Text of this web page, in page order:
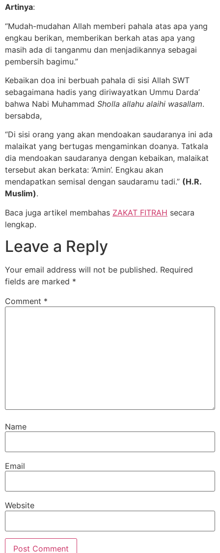
Artinya:
“Mudah-mudahan Allah memberi pahala atas apa yang
engkau berikan, memberikan berkah atas apa yang
masih ada di tanganmu dan menjadikannya sebagai
pembersih bagimu.”
Kebaikan doa ini berbuah pahala di sisi Allah SWT
sebagaimana hadis yang diriwayatkan Ummu Darda’
bahwa Nabi Muhammad Sholla allahu alaihi wasallam.
bersabda,
“Di sisi orang yang akan mendoakan saudaranya ini ada
malaikat yang bertugas mengaminkan doanya. Tatkala
dia mendoakan saudaranya dengan kebaikan, malaikat
tersebut akan berkata: ‘Amin’. Engkau akan
mendapatkan semisal dengan saudaramu tadi.” (H.R.
Muslim).
Baca juga artikel membahas ZAKAT FITRAH secara
lengkap.
Leave a Reply
Your email address will not be published. Required
fields are marked *
Comment *
Name
Email
Website